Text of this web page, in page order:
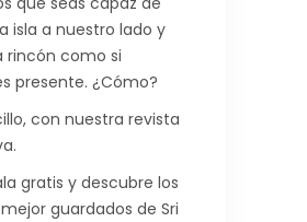
isla a nuestro lado y
rincón como si
presente. ¿Cómo?
con nuestra revista
gratis y descubre los
guardados de Sri